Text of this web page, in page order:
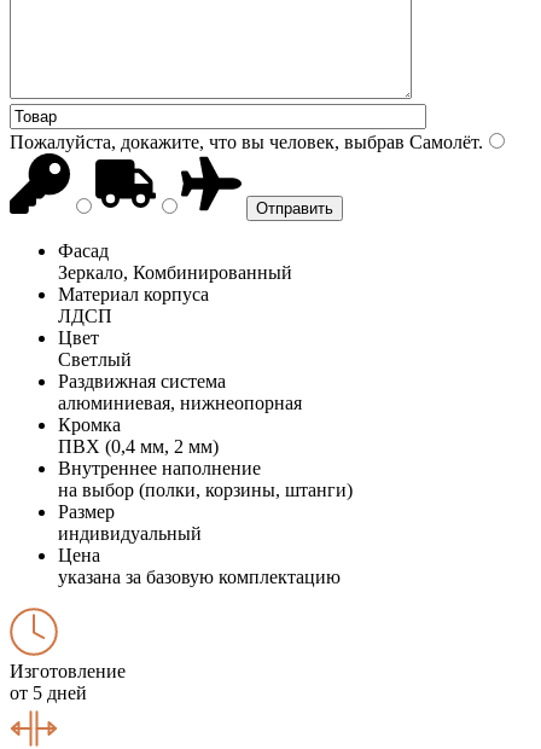
Пожалуйста, докажите, что вы человек, выбрав Самолёт.
Фасад
Зеркало, Комбинированный
Материал корпуса
ЛДСП
Цвет
Светлый
Раздвижная система
алюминиевая, нижнеопорная
Кромка
ПВХ (0,4 мм, 2 мм)
Внутреннее наполнение
на выбор (полки, корзины, штанги)
Размер
индивидуальный
Цена
указана за базовую комплектацию
Изготовление
от 5 дней